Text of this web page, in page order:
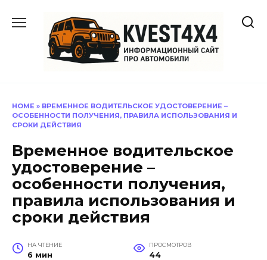
содержанию
HOME » ВРЕМЕННОЕ ВОДИТЕЛЬСКОЕ УДОСТОВЕРЕНИЕ –
ОСОБЕННОСТИ ПОЛУЧЕНИЯ, ПРАВИЛА ИСПОЛЬЗОВАНИЯ И
СРОКИ ДЕЙСТВИЯ
Временное водительское
удостоверение –
особенности получения,
правила использования и
сроки действия
НА ЧТЕНИЕ
6 мин
ПРОСМОТРОВ
44